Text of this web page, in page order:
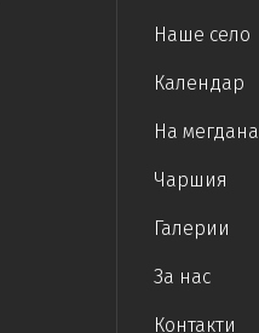
Наше село
Календар
На мегдана
Чаршия
Галерии
За нас
Контакти